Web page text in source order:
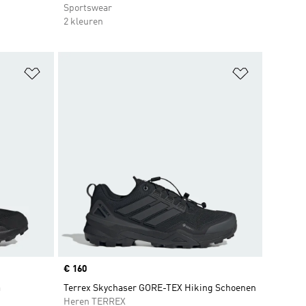
Sportswear
2 kleuren
Price
€ 160
Terrex Skychaser GORE-TEX Hiking Schoenen
Heren TERREX